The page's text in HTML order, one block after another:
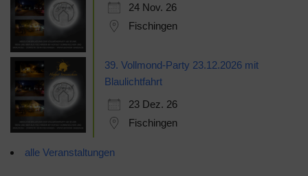
24 Nov. 26
Fischingen
39. Vollmond-Party 23.12.2026 mit
Blaulichtfahrt
23 Dez. 26
Fischingen
alle Veranstaltungen